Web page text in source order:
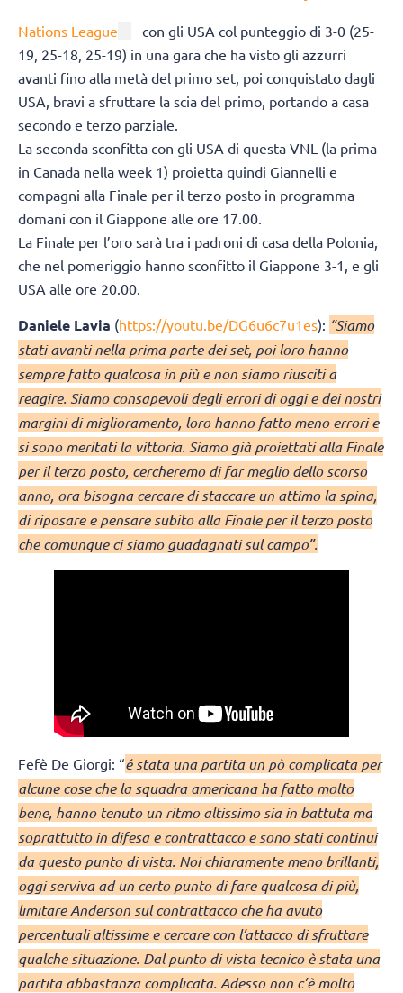
Nations League
con gli USA col punteggio di 3-0 (25-
19, 25-18, 25-19) in una gara che ha visto gli azzurri
avanti fino alla metà del primo set, poi conquistato dagli
USA, bravi a sfruttare la scia del primo, portando a casa
secondo e terzo parziale.
La seconda sconfitta con gli USA di questa VNL (la prima
in Canada nella week 1) proietta quindi Giannelli e
compagni alla Finale per il terzo posto in programma
domani con il Giappone alle ore 17.00.
La Finale per l’oro sarà tra i padroni di casa della Polonia,
che nel pomeriggio hanno sconfitto il Giappone 3-1, e gli
USA alle ore 20.00.
Daniele Lavia (https://youtu.be/DG6u6c7u1es): “Siamo
stati avanti nella prima parte dei set, poi loro hanno
sempre fatto qualcosa in più e non siamo riusciti a
reagire. Siamo consapevoli degli errori di oggi e dei nostri
margini di miglioramento, loro hanno fatto meno errori e
si sono meritati la vittoria. Siamo già proiettati alla Finale
per il terzo posto, cercheremo di far meglio dello scorso
anno, ora bisogna cercare di staccare un attimo la spina,
di riposare e pensare subito alla Finale per il terzo posto
che comunque ci siamo guadagnati sul campo”.
Fefè De Giorgi: “é stata una partita un pò complicata per
alcune cose che la squadra americana ha fatto molto
bene, hanno tenuto un ritmo altissimo sia in battuta ma
soprattutto in difesa e contrattacco e sono stati continui
da questo punto di vista. Noi chiaramente meno brillanti,
oggi serviva ad un certo punto di fare qualcosa di più,
limitare Anderson sul contrattacco che ha avuto
percentuali altissime e cercare con l’attacco di sfruttare
qualche situazione. Dal punto di vista tecnico è stata una
partita abbastanza complicata. Adesso non c’è molto